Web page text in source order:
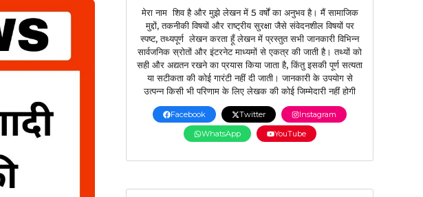
मेरा नाम शिव है और मुझे लेखन में 5 वर्षों का अनुभव है। मैं सामाजिक
मुद्दों, तकनीकी विषयों और राष्ट्रीय सुरक्षा जैसे संवेदनशील विषयों पर
स्पष्ट, तथ्यपूर्ण लेखन करता हूँ लेखन में प्रस्तुत सभी जानकारी विभिन्न
सार्वजनिक स्रोतों और इंटरनेट माध्यमों से एकत्र की जाती है। तथ्यों को
सही और अद्यतन रखने का प्रयास किया जाता है, किंतु इसकी पूर्ण सत्यता
या सटीकता की कोई गारंटी नहीं दी जाती। जानकारी के उपयोग से
उत्पन्न किसी भी परिणाम के लिए लेखक की कोई जिम्मेदारी नहीं होगी
Facebook Twitter
Instagram
WhatsApp
YouTube